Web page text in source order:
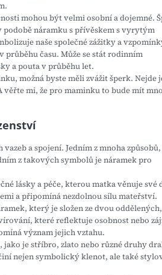
mohou být velmi osobní a dojemné.
podobě náramku s přívěskem s vyrytým
naše společné zážitky a
času. Může se stát rodinním
a pouta v průběhu let.
možná byste měli zvážit šperk. Nejde
věřte mi, že pro maminku to bude mít
a spojení. Jedním z mnoha
z takových symbolů je náramek pro
lásky a péče, kterou matka věnuje své
a připomíná nezdolnou sílu mateřství.
který je složen ze dvou
které reflektuje osobnost nebo
význam jejich vztahu.
je stříbro, zlato nebo různé druhy
nejen symbolický klenot, ale také